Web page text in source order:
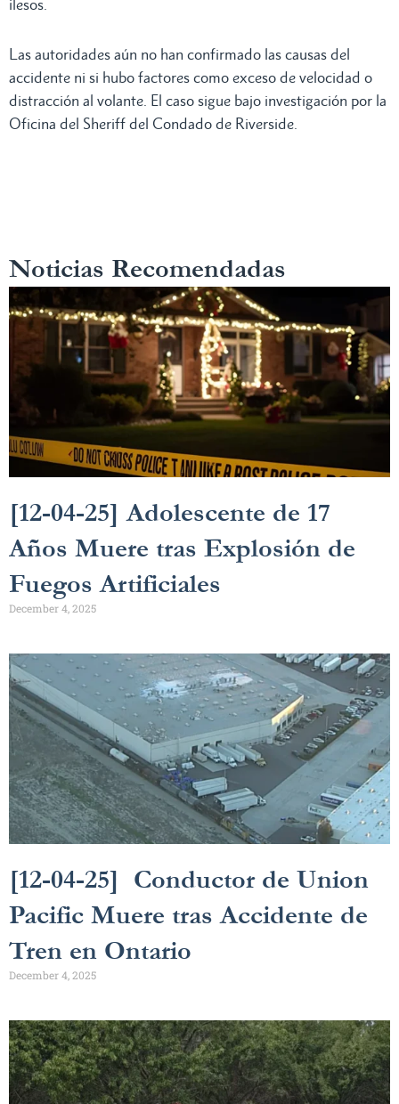
ilesos.
Las autoridades aún no han confirmado las causas del
accidente ni si hubo factores como exceso de velocidad o
distracción al volante. El caso sigue bajo investigación por la
Oficina del Sheriff del Condado de Riverside.
Noticias Recomendadas
[12-04-25] Adolescente de 17
Años Muere tras Explosión de
Fuegos Artificiales
December 4, 2025
[12-04-25] Conductor de Union
Pacific Muere tras Accidente de
Tren en Ontario
December 4, 2025